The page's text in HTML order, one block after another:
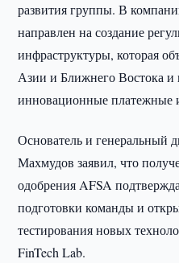
развития группы. В
направлен на создание
инфраструктуры, которая
Азии и Ближнего Востока и
инновационные платежные
Основатель и генеральный
Махмудов заявил, что
одобрения AFSA
подготовки команды и
тестирования новых
FinTech Lab.